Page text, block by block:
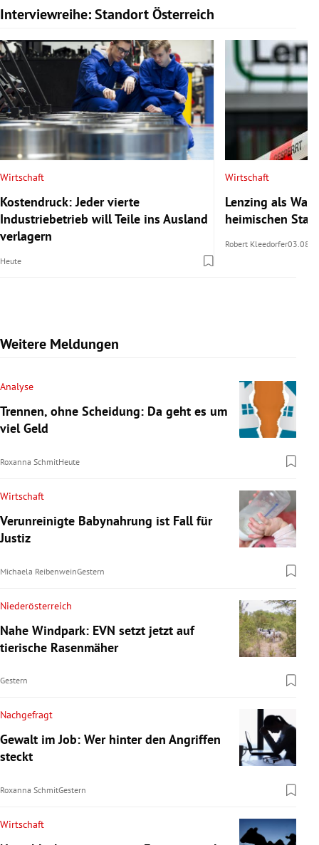
Interviewreihe: Standort Österreich
Slide 1 von 20
Wirtschaft
Kostendruck: Jeder vierte
Industriebetrieb will Teile ins Ausland
verlagern
Heute
Wirtschaft
Lenzing als
heimischen
Robert Kleedorfer
Weitere Meldungen
Analyse
Trennen, ohne Scheidung: Da geht es um
viel Geld
Roxanna SchmitHeute
Wirtschaft
Verunreinigte Babynahrung ist Fall für
Justiz
Michaela ReibenweinGestern
Niederösterreich
Nahe Windpark: EVN setzt jetzt auf
tierische Rasenmäher
Gestern
Nachgefragt
Gewalt im Job: Wer hinter den Angriffen
steckt
Roxanna SchmitGestern
Wirtschaft